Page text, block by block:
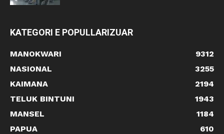
KATEGORI E POPULLARIZUAR
MANOKWARI
9312
NASIONAL
3255
KAIMANA
2194
TELUK BINTUNI
1943
MANSEL
1184
PAPUA
610